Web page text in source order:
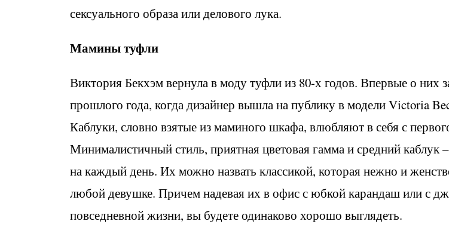
сексуального образа или делового лука.
Мамины туфли
Виктория Бекхэм вернула в моду туфли из 80-х годов. Впервые о них
прошлого года, когда дизайнер вышла на публику в модели Victoria
Каблуки, словно взятые из маминого шкафа, влюбляют в себя с
Минималистичный стиль, приятная цветовая гамма и средний каблук
на каждый день. Их можно назвать классикой, которая нежно и
любой девушке. Причем надевая их в офис с юбкой карандаш или с
повседневной жизни, вы будете одинаково хорошо выглядеть.